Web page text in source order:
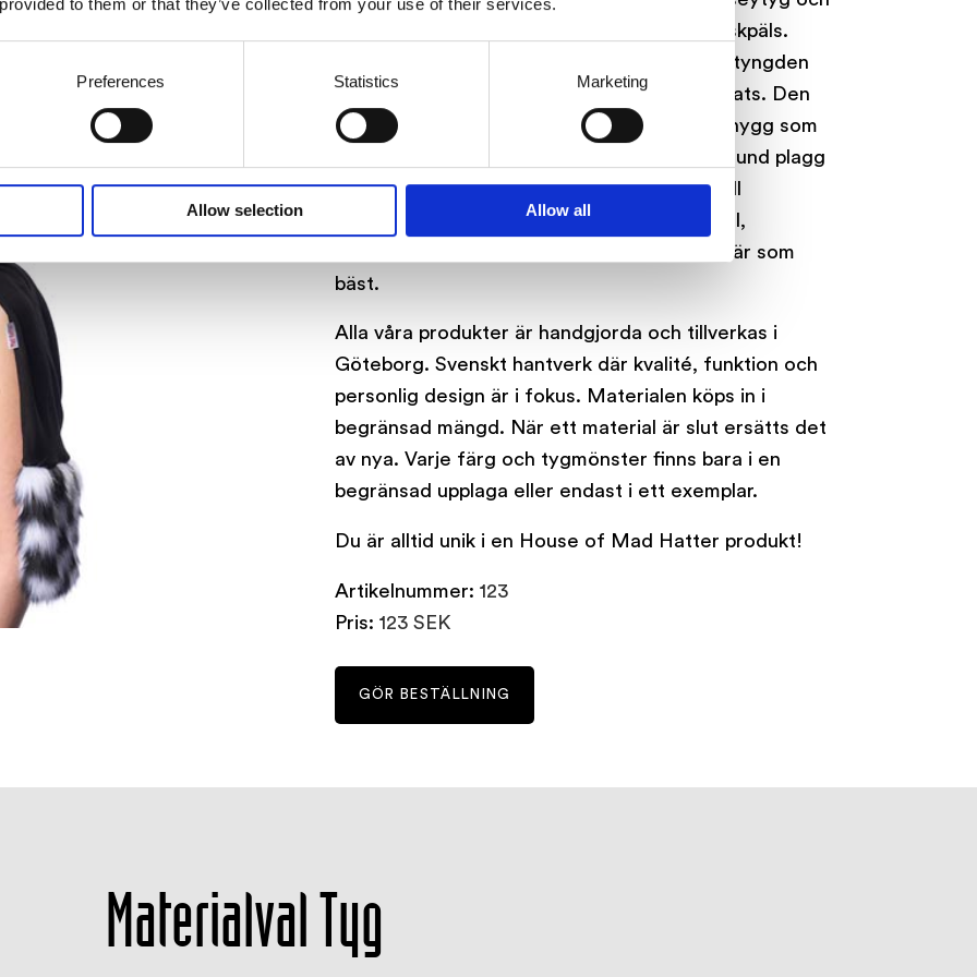
Preferences Statistics Marketing
Allow selection Allow all
sjalens ändar och huva är kantande med fuskpäls.
Jerseytyget faller snyggt över axlarna och tyngden
av kanten med fuskpäls håller ändarna på plats. Den
infällda huvan kantad med fuskpäls är lika snygg som
krage eller i uppfällt läge som huva. Ett allround plagg
som passar både till ytterplagget som sjal till
festblåsan. Huvsjalen med fuskpäls är stilfull,
värmande och praktisk. Vardagslyx när den är som
bäst.
Alla våra produkter är handgjorda och tillverkas i
Göteborg. Svenskt hantverk där kvalité, funktion och
personlig design är i fokus. Materialen köps in i
begränsad mängd. När ett material är slut ersätts det
av nya. Varje färg och tygmönster finns bara i en
begränsad upplaga eller endast i ett exemplar.
Du är alltid unik i en House of Mad Hatter produkt!
Artikelnummer:123
Pris:123 SEK
GÖR BESTÄLLNING
Materialval Tyg